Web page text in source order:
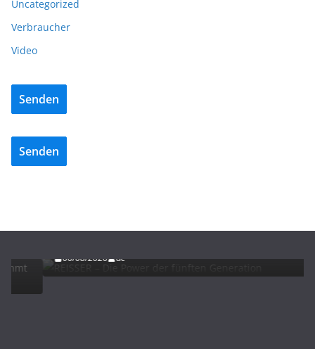
Uncategorized
Verbraucher
Video
Senden
Senden
REISSER – Die Power der fünften Generation
06/08/2026 dc